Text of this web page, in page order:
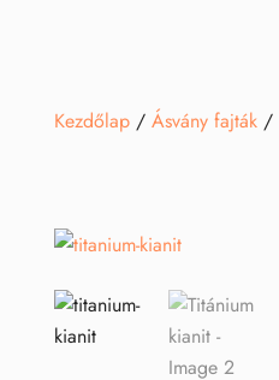
Kezdőlap/ Ásvány fajták/